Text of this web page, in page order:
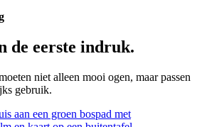
de eerste indruk.
niet alleen mooi ogen, maar passen
gebruik.